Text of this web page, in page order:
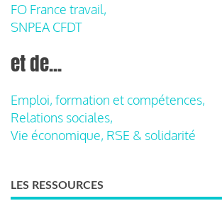
FO France travail,
SNPEA CFDT
et de...
Emploi, formation et compétences,
Relations sociales,
Vie économique, RSE & solidarité
LES RESSOURCES